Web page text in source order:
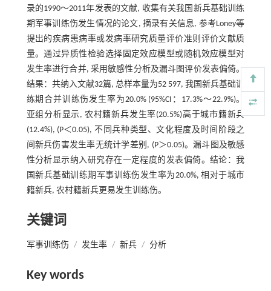
录的1990～2011年发表的文献, 收集有关我国新兵基础训练
期军事训练伤发生情况的论文, 摘录有关信息, 参考Loney等
提出的疾病患病率或发病率研究质量评价准则评价文献质
量。通过异质性检验选择固定效应模型或随机效应模型对
发生率进行合并, 采用敏感性分析及漏斗图评价发表偏倚。
结果：共纳入文献32篇, 总样本量为52 597, 我国新兵基础训
练期合并训练伤发生率为20.0% (95%CI：17.3%～22.9%)。
亚组分析显示, 农村籍新兵发生率(20.5%)高于城市籍新兵
(12.4%), (P＜0.05), 不同兵种类型、文化程度及时间阶段之
间新兵伤害发生率无统计学差别, (P＞0.05)。漏斗图及敏感
性分析显示纳入研究存在一定程度的发表偏倚。结论：我
国新兵基础训练期军事训练伤发生率为20.0%, 相对于城市
籍新兵, 农村籍新兵更易发生训练伤。
关键词
军事训练伤 / 发生率 / 新兵 / 分析
Key words